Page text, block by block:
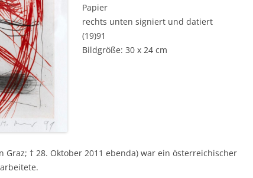
Papier
rechts unten signiert und datiert
(19)91
Bildgröße: 30 x 24 cm
Graz; † 28. Oktober 2011 ebenda) war ein österreichischer